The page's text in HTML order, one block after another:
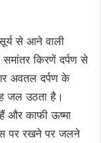
से आने वाली
किरणें दर्पण से
अवतल दर्पण के
जल उठता है।
और काफी ऊष्मा
पर रखने पर जलने